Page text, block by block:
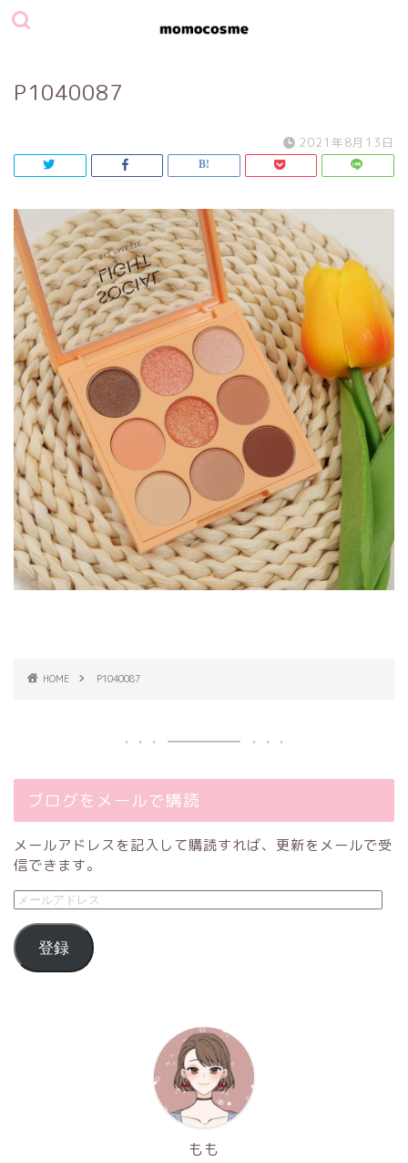
P1040087
2021年8月13日
HOME P1040087
ブログをメールで購読
メールアドレスを記入して購読すれば、更新をメールで受
信できます。
登録
もも